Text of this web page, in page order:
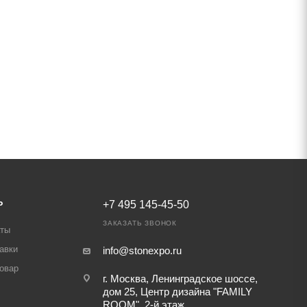
+7 495 145-45-50
ЗАКАЗАТЬ ЗВОНОК
info@stonexpo.ru
г. Москва, Ленинградское шоссе,
дом 25, Центр дизайна "FAMILY
ROOM", 2-й этаж